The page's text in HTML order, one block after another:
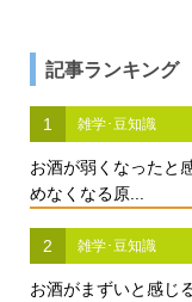
記事ランキング
1 雑学･豆知識
お酒が弱くなったと
めなくなる原...
2 雑学･豆知識
お酒がまずいと感じ